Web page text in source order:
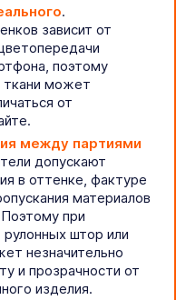
.
зависит от
поэтому
ткани может
от
между партиями
допускают
в оттенке, фактуре
материалов
при
штор или
незначительно
и прозрачности от
изделия.